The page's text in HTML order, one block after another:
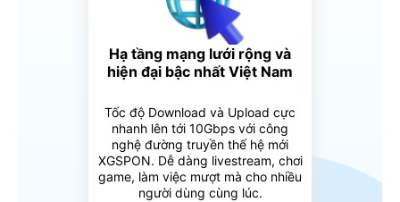
Hạ tầng mạng lưới rộng và
hiện đại bậc nhất Việt Nam
Tốc độ Download và Upload cực
nhanh lên tới 10Gbps với công
nghệ đường truyền thế hệ mới
XGSPON. Dễ dàng livestream, chơi
game, làm việc mượt mà cho nhiều
người dùng cùng lúc.